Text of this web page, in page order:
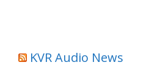
KVR Audio News